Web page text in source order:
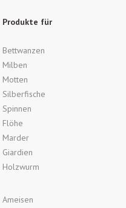
Produkte für
Bettwanzen
Milben
Motten
Silberfische
Spinnen
Flöhe
Marder
Giardien
Holzwurm
Ameisen